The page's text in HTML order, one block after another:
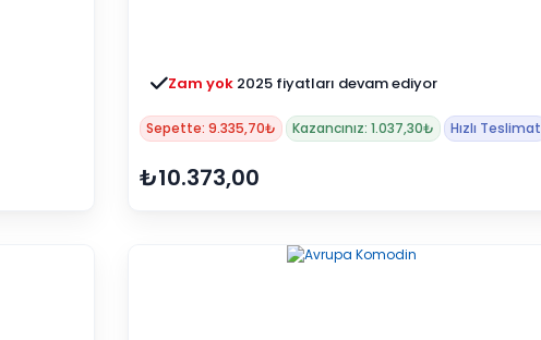
Zam yok 2025 fiyatları devam ediyor
Sepette: 9.335,70₺ Kazancınız: 1.037,30₺ Hızlı Teslimat
₺10.373,00